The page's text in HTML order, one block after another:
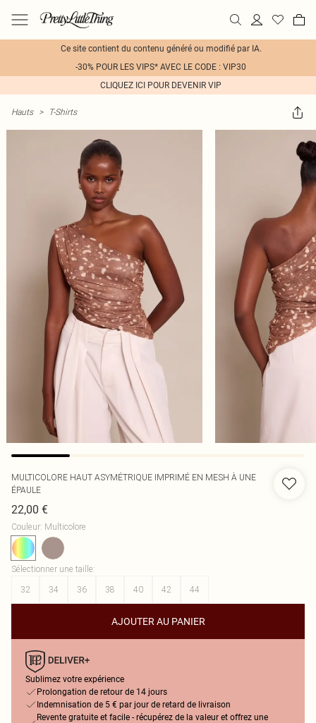
Ce site contient du contenu généré ou modifié par IA.
-30% POUR LES VIPS* AVEC LE CODE : VIP30
CLIQUEZ ICI POUR DEVENIR VIP
Hauts > T-Shirts
MULTICOLORE HAUT ASYMÉTRIQUE IMPRIMÉ EN MESH À UNE
ÉPAULE
22,00 €
Couleur: Multicolore
Sélectionner une taille:
32
34 36 38 40 42 44
AJOUTER AU PANIER
Sublimez votre expérience
Prolongation de retour de 14 jours
Indemnisation de 5 € par jour de retard de livraison
Revente gratuite et facile - récupérez de la valeur et offrez une